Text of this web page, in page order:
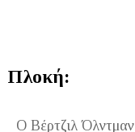
Πλοκή:
Ο Βέρτζιλ Όλντμαν